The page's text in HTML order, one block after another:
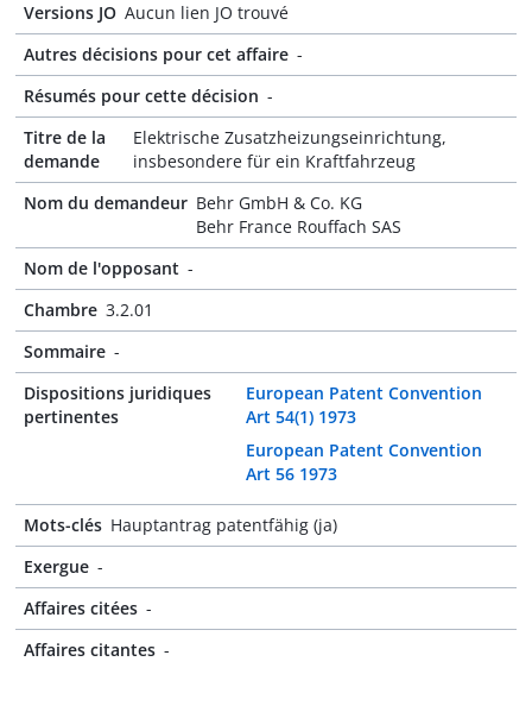
Versions JO Aucun lien JO trouvé
Autres décisions pour cet affaire -
Résumés pour cette décision -
Titre de la
demande
Elektrische Zusatzheizungseinrichtung,
insbesondere für ein Kraftfahrzeug
Nom du demandeur Behr GmbH & Co. KG
Behr France Rouffach SAS
Nom de l'opposant -
Chambre 3.2.01
Sommaire -
Dispositions juridiques
pertinentes
European Patent Convention
Art 54(1) 1973
European Patent Convention
Art 56 1973
Mots-clés Hauptantrag patentfähig (ja)
Exergue -
Affaires citées -
Affaires citantes -